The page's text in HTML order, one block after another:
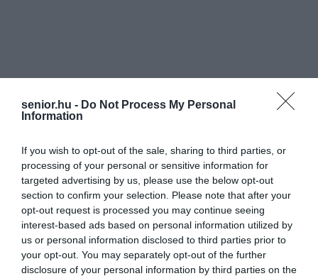
senior.hu - Do Not Process My Personal
Information
If you wish to opt-out of the sale, sharing to third parties, or
processing of your personal or sensitive information for
targeted advertising by us, please use the below opt-out
section to confirm your selection. Please note that after your
opt-out request is processed you may continue seeing
interest-based ads based on personal information utilized by
us or personal information disclosed to third parties prior to
your opt-out. You may separately opt-out of the further
disclosure of your personal information by third parties on the